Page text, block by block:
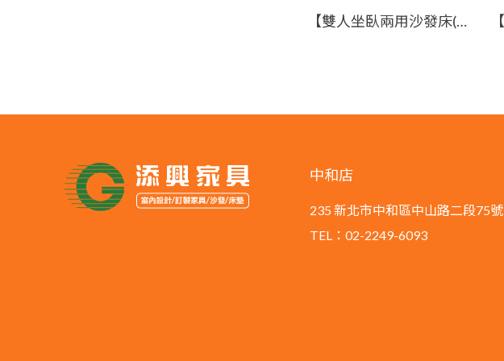
【雙人坐臥兩用沙發床(咖啡)】【2026-H264-6】【添興家具】
中和店
235 新北市中和區中山路二段75號
TEL：02-2249-6093